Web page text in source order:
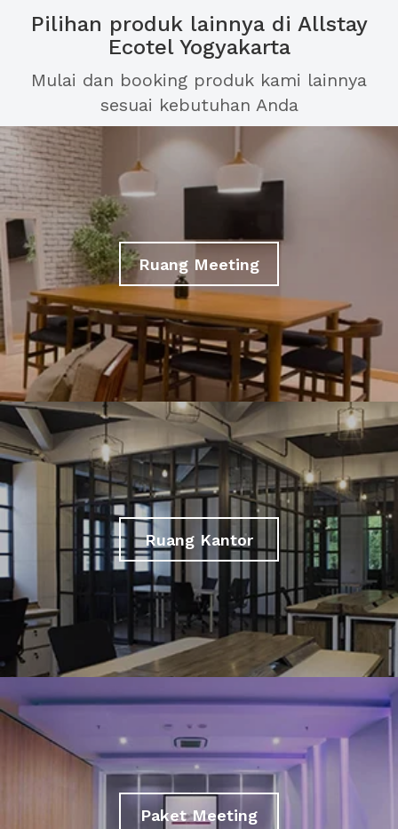
Pilihan produk lainnya di Allstay
Ecotel Yogyakarta
Mulai dan booking produk kami lainnya
sesuai kebutuhan Anda
Ruang Meeting
Ruang Kantor
Paket Meeting